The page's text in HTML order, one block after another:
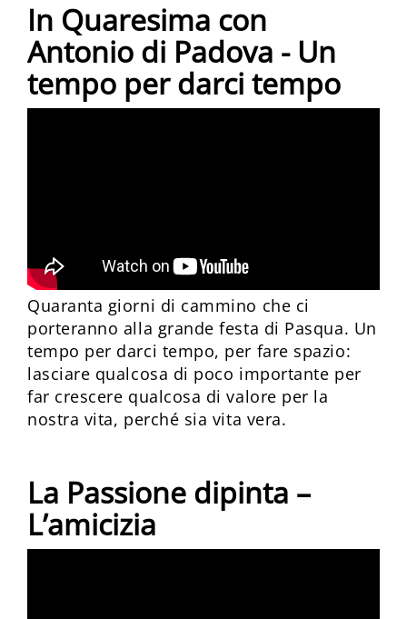
In Quaresima con
Antonio di Padova - Un
tempo per darci tempo
Quaranta giorni di cammino che ci
porteranno alla grande festa di Pasqua. Un
tempo per darci tempo, per fare spazio:
lasciare qualcosa di poco importante per
far crescere qualcosa di valore per la
nostra vita, perché sia vita vera.
La Passione dipinta –
L’amicizia